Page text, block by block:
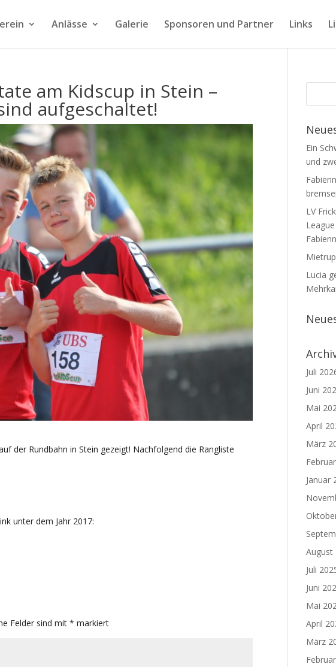
Anlässe Galerie Sponsoren und Partner Links
am Kidscup in Stein –
aufgeschaltet!
der Rundbahn in Stein gezeigt! Nachfolgend die Rangliste
unter dem Jahr 2017:
Felder sind mit* markiert
Ein
und
LV
Lucia
Juli
Juni
Mai
April
März
Januar
August
Juli
Juni
Mai
April
März